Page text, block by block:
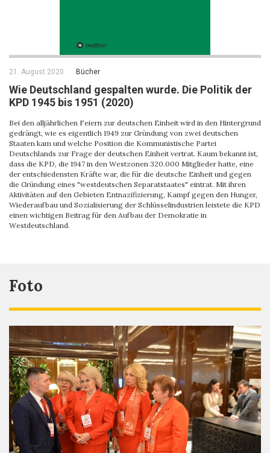
21. August 2020 Bücher
Wie Deutschland gespalten wurde. Die Politik der
KPD 1945 bis 1951 (2020)
Bei den alljährlichen Feiern zur deutschen Einheit wird in den Hintergrund
gedrängt, wie es eigentlich 1949 zur Gründung von zwei deutschen
Staaten kam und welche Position die Kommunistische Partei
Deutschlands zur Frage der deutschen Einheit vertrat. Kaum bekannt ist,
dass die KPD, die 1947 in den Westzonen 320.000 Mitglieder hatte, eine
der entschiedensten Kräfte war, die für die deutsche Einheit und gegen
die Gründung eines "westdeutschen Separatstaates" eintrat. Mit ihren
Aktivitäten auf den Gebieten Entnazifizierung, Kampf gegen den Hunger,
Wiederaufbau und Sozialisierung der Schlüsselindustrien leistete die KPD
einen wichtigen Beitrag für den Aufbau der Demokratie in
Westdeutschland.
Foto